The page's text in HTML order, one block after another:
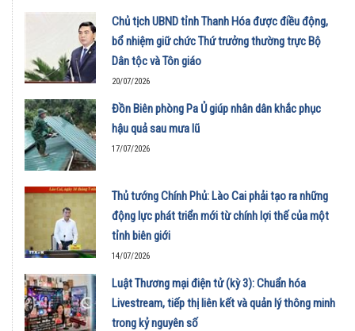
Chủ tịch UBND tỉnh Thanh Hóa được điều động,
bổ nhiệm giữ chức Thứ trưởng thường trực Bộ
Dân tộc và Tôn giáo
20/07/2026
Đồn Biên phòng Pa Ủ giúp nhân dân khắc phục
hậu quả sau mưa lũ
17/07/2026
Thủ tướng Chính Phủ: Lào Cai phải tạo ra những
động lực phát triển mới từ chính lợi thế của một
tỉnh biên giới
14/07/2026
Luật Thương mại điện tử (kỳ 3): Chuẩn hóa
Livestream, tiếp thị liên kết và quản lý thông minh
trong kỷ nguyên số